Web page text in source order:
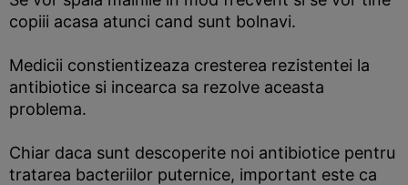
copiii acasa atunci cand sunt bolnavi.
Medicii constientizeaza cresterea rezistentei la
antibiotice si incearca sa rezolve aceasta
problema.
Chiar daca sunt descoperite noi antibiotice pentru
tratarea bacteriilor puternice, important este ca